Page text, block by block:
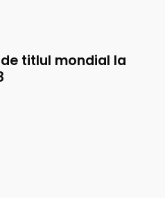
titlul mondial la